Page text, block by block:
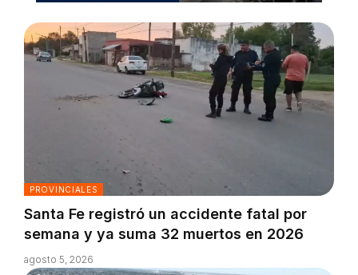
PROVINCIALES
Santa Fe registró un accidente fatal por
semana y ya suma 32 muertos en 2026
agosto 5, 2026